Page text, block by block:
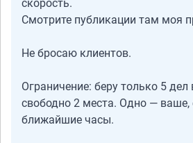
скорость.
Смотрите публикации там моя
Не бросаю клиентов.
Ограничение: беру только 5 дел
свободно 2 места. Одно — ваше,
ближайшие часы.